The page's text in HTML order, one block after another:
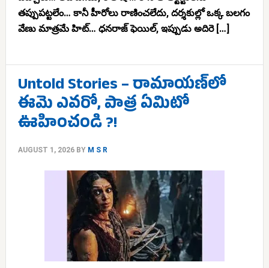
తప్పుపట్టలేం… కానీ హీరోలు రాణించలేదు, దర్శకుల్లో ఒక్క బలగం
వేణు మాత్రమే హిట్… ధనరాజ్ ఫెయిల్, ఇప్పుడు అదిరె […]
Untold Stories – రామాయణ్‌లో
ఈమె ఎవరో, పాత్ర ఏమిటో
ఊహించండి ?!
AUGUST 1, 2026BY M S R